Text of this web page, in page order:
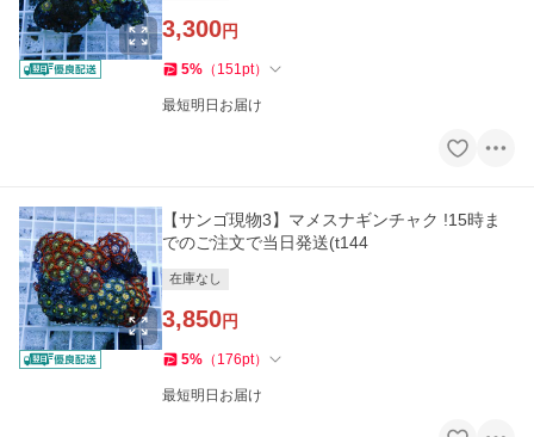
3,300円
5% （ 151pt）
最短明日お届け
【サンゴ現物3】マメスナギンチャク !15時ま
でのご注文で当日発送(t144
在庫なし
3,850円
5% （ 176pt）
最短明日お届け